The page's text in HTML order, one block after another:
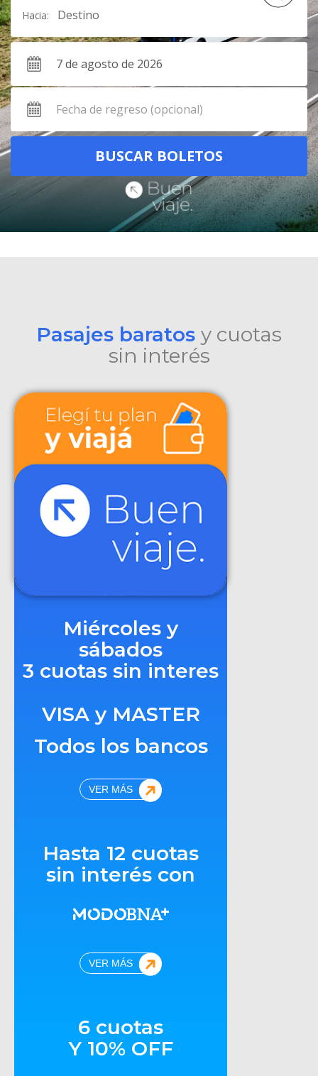
Pasajes baratos y cuotas
sin interés
Miércoles y
sábados
3 cuotas sin interes
VISA y MASTER
Todos los bancos
VER MÁS
Hasta 12 cuotas
sin interés con
VER MÁS
6 cuotas
Y 10% OFF